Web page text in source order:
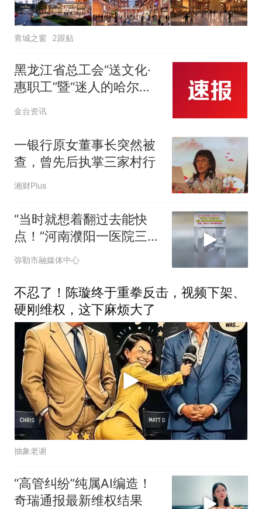
青城之窗 2跟贴
黑龙江省总工会“送文化·
惠职工”暨“迷人的哈尔滨
之夏”哈尔滨市职工专场文
金台资讯
一银行原女董事长突然被
查，曾先后执掌三家村行
湘财Plus
“当时就想着翻过去能快
点！”河南濮阳一医院三名
职工翻越一米多高窗口救
对三人进行表彰奖励 （来
源：河北日报）#暖心 #
感人 #正能量
弥勒市融媒体中心
不忍了！陈璇终于重拳反击，视频下架、
硬刚维权，这下麻烦大了
抽象老谢
“高管纠纷”纯属AI编造！
奇瑞通报最新维权结果